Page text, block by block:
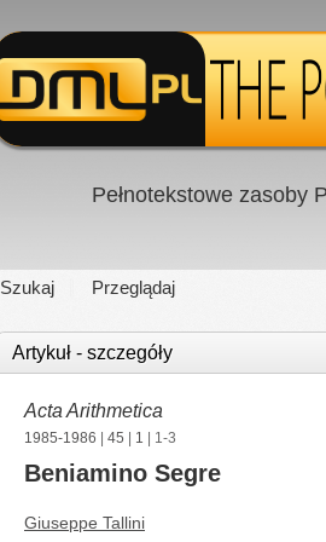
Pełnotekstowe zasoby
Szukaj Przeglądaj
Artykuł - szczegóły
Acta Arithmetica
1985-1986 45 1 | 1-3
Beniamino Segre
Giuseppe Tallini